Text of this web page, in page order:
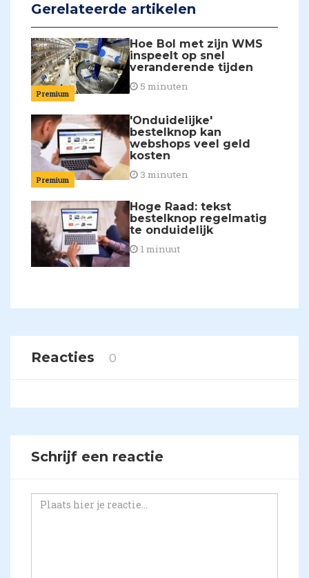
Gerelateerde artikelen
Premium
Hoe Bol met zijn WMS
inspeelt op snel
veranderende tijden
5 minuten
Premium
'Onduidelijke'
bestelknop kan
webshops veel geld
kosten
3 minuten
Hoge Raad: tekst
bestelknop regelmatig
te onduidelijk
1 minuut
Reacties 0
Schrijf een reactie